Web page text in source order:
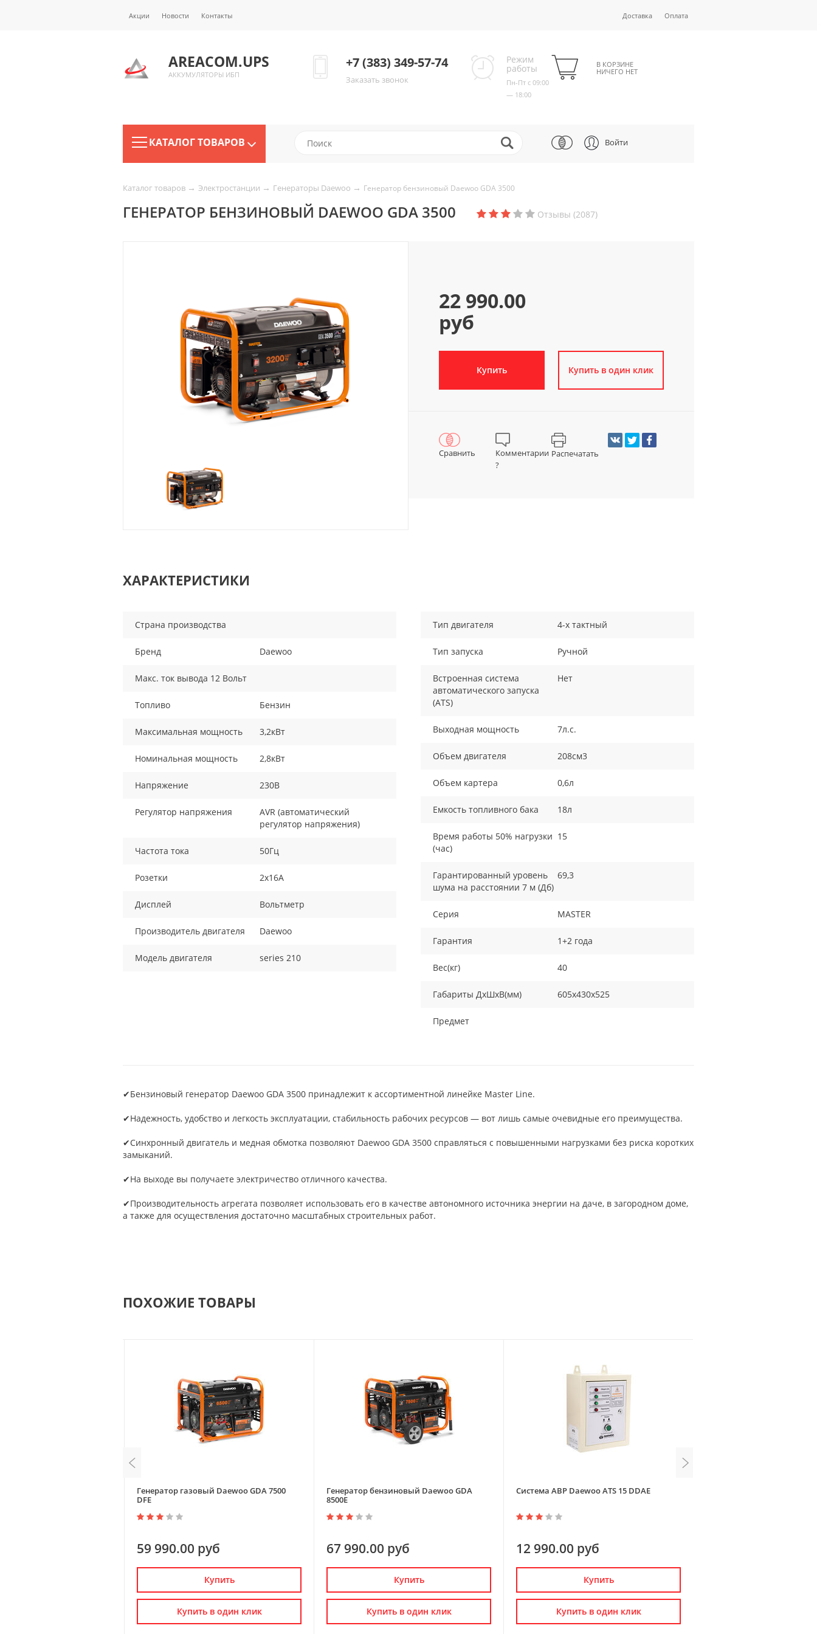
Акции Новости Контакты Доставка Оплата
AREACOM.UPS
АККУМУЛЯТОРЫ ИБП
+7 (383) 349-57-74
Заказать звонок
Режим
работы
Пн-Пт с 09:00
— 18:00
В КОРЗИНЕ
НИЧЕГО НЕТ
КАТАЛОГ ТОВАРОВ Войти
Каталог товаров → Электростанции → Генераторы Daewoo → Генератор бензиновый Daewoo GDA 3500
ГЕНЕРАТОР БЕНЗИНОВЫЙ DAEWOO GDA 3500 Отзывы (2087)
22 990.00
руб
Купить Купить в один клик
Сравнить
Комментарии
?
Распечатать
ХАРАКТЕРИСТИКИ
Страна производства
Бренд Daewoo
Макс. ток вывода 12 Вольт
Топливо Бензин
Максимальная мощность 3,2кВт
Номинальная мощность 2,8кВт
Напряжение 230В
Регулятор напряжения
AVR (автоматический
регулятор напряжения)
Частота тока 50Гц
Розетки 2x16A
Дисплей Вольтметр
Производитель двигателя Daewoo
Модель двигателя series 210
Тип двигателя 4-х тактный
Тип запуска Ручной
Встроенная система
автоматического запуска
(ATS)
Нет
Выходная мощность 7л.с.
Объем двигателя 208см3
Объем картера 0,6л
Емкость топливного бака 18л
Время работы 50% нагрузки
(час)
15
Гарантированный уровень
шума на расстоянии 7 м (Дб)
69,3
Серия MASTER
Гарантия 1+2 года
Вес(кг) 40
Габариты ДхШхВ(мм) 605х430х525
Предмет
✔Бензиновый генератор Daewoo GDA 3500 принадлежит к ассортиментной линейке Master Line.
✔Надежность, удобство и легкость эксплуатации, стабильность рабочих ресурсов — вот лишь самые очевидные его преимущества.
✔Синхронный двигатель и медная обмотка позволяют Daewoo GDA 3500 справляться с повышенными нагрузками без риска коротких
замыканий.
✔На выходе вы получаете электричество отличного качества.
✔Производительность агрегата позволяет использовать его в качестве автономного источника энергии на даче, в загородном доме,
а также для осуществления достаточно масштабных строительных работ.
ПОХОЖИЕ ТОВАРЫ
Генератор газовый Daewoo GDA 7500
DFE
59 990.00 руб
Купить
Купить в один клик
Генератор бензиновый Daewoo GDA
8500E
67 990.00 руб
Купить
Купить в один клик
Система АВР Daewoo ATS 15 DDAE
12 990.00 руб
Купить
Купить в один клик